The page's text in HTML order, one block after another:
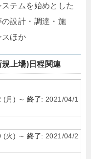
テムを始めとした
設計・調達・施
スほか
上場)日程関連
(月) ～終了: 2021/04/1
(火) ～終了: 2021/04/2